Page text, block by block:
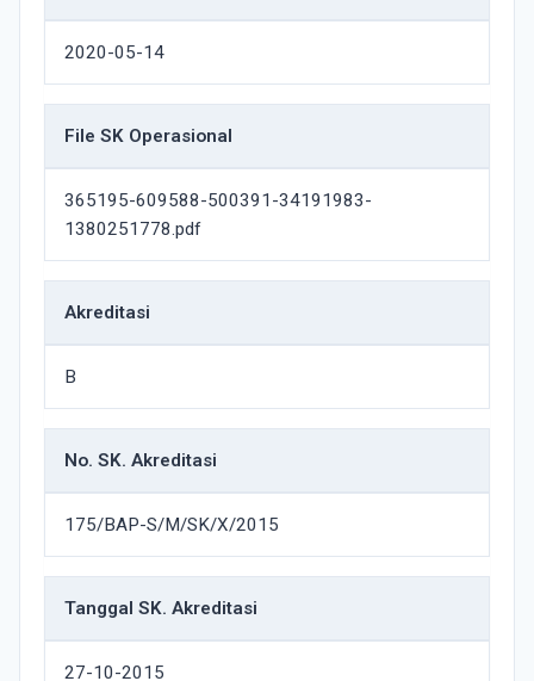
2020-05-14
File SK Operasional
365195-609588-500391-34191983-
1380251778.pdf
Akreditasi
B
No. SK. Akreditasi
175/BAP-S/M/SK/X/2015
Tanggal SK. Akreditasi
27-10-2015